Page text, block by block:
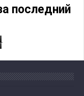
последний